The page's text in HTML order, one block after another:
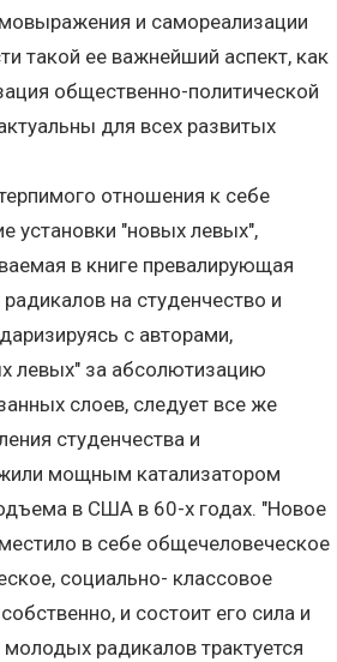
и самореализации
такой ее важнейший аспект, как
общественно-политической
для всех развитых
отношения к себе
установки "новых левых",
в книге превалирующая
на студенчество и
с авторами,
левых" за абсолютизацию
слоев, следует все же
студенчества и
мощным катализатором
в США в 60-х годах. "Новое
в себе общечеловеческое
социально- классовое
и состоит его сила и
радикалов трактуется